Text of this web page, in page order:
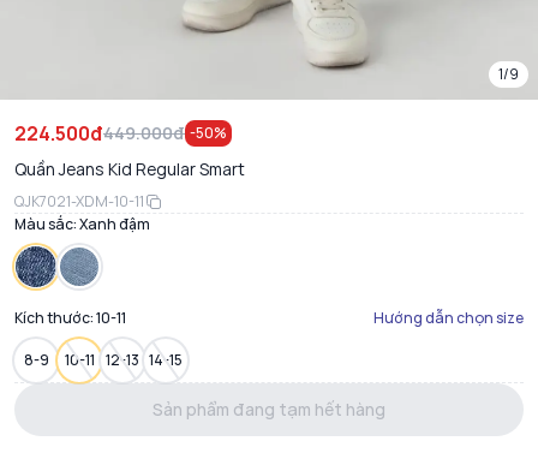
1/9
224.500đ449.000đ -50%
Quần Jeans Kid Regular Smart
QJK7021-XDM-10-11
Màu sắc:Xanh đậm
Kích thước:10-11 Hướng dẫn chọn size
8-9 10-11 12-13 14-15
Sản phẩm đang tạm hết hàng